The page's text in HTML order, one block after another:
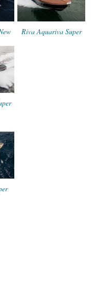
Riva Aquariva Super